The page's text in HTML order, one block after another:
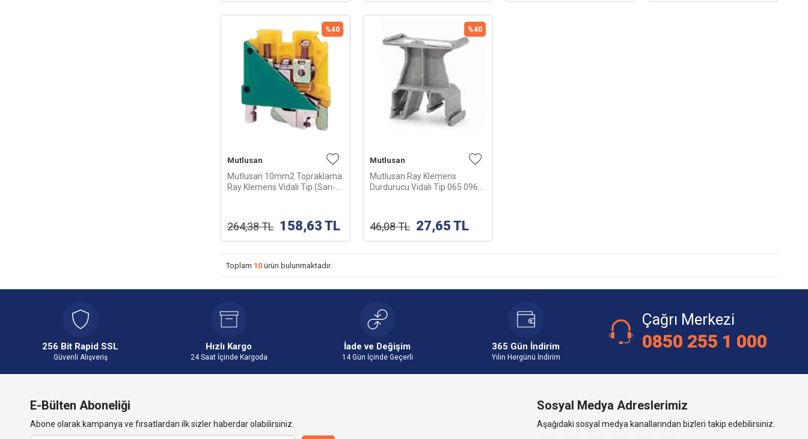
%40
Mutlusan
Mutlusan 10mm2 Topraklama
Ray Klemens Vidalı Tip (Sarı-
264,38TL 158,63 TL
%40
Mutlusan
Mutlusan Ray Klemens
Durdurucu Vidalı Tip 065 096
46,08TL 27,65 TL
Toplam 10 ürün bulunmaktadır.
256 Bit Rapid SSL
Güvenli Alışveriş
Hızlı Kargo
24 Saat İçinde Kargoda
İade ve Değişim
14 Gün İçinde Geçerli
365 Gün İndirim
Yılın Hergünü İndirim
Çağrı Merkezi
0850 255 1 000
E-Bülten Aboneliği
Abone olarak kampanya ve fırsatlardan ilk sizler haberdar olabilirsiniz.
Sosyal Medya Adreslerimiz
Aşağıdaki sosyal medya kanallarından bizleri takip edebilirsiniz.